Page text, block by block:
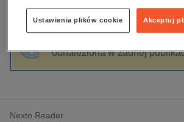
dzienniki
edukacja
hobby, sport, rozrywka
komputery, internet, technologie,
polityka, społeczno-informacyjne
Sortowanie
odnaleziona w żadnej
Nexto Reader
Akceptuj
Ustawienia plików cookie